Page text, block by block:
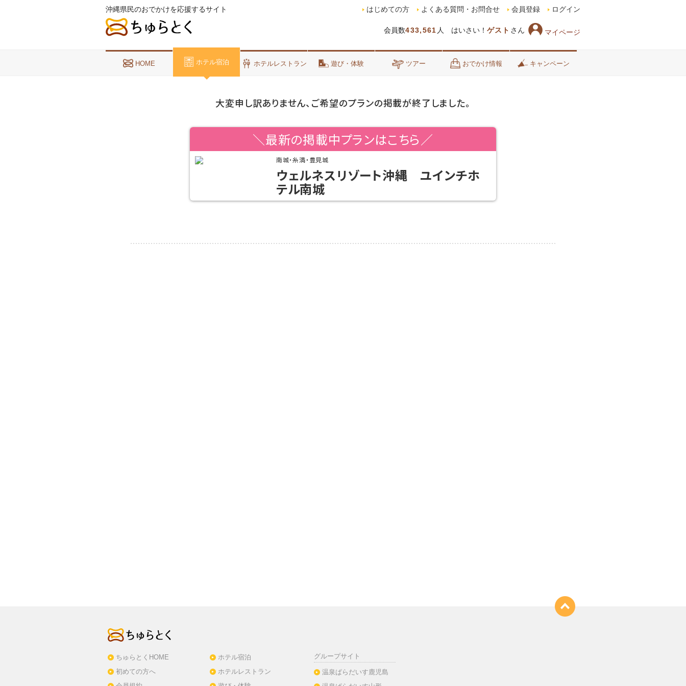
沖縄県民のおでかけを応援するサイト
会員数433,561 人 はいさい！ ゲスト さん マイページ
はじめての方 よくある質問・お問合せ 会員登録 ログイン
HOME ホテル宿泊 ホテルレストラン 遊び・体験 ツアー おでかけ情報 キャンペーン
大変申し訳ありません、ご希望のプランの掲載が終了しました。
＼最新の掲載中プランはこちら／
南城・糸満・豊見城
ウェルネスリゾート沖縄 ユインチホ
テル南城
ちゅらとくHOME
初めての方へ
ホテル宿泊
ホテルレストラン
グループサイト
温泉ぱらだいす鹿児島